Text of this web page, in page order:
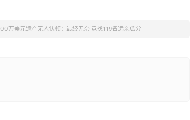
万美元遗产无人认领：最终无奈 竟找119名远亲瓜分